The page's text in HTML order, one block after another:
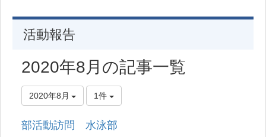
活動報告
2020年8月の記事一覧
2020年8月 1件
部活動訪問 水泳部